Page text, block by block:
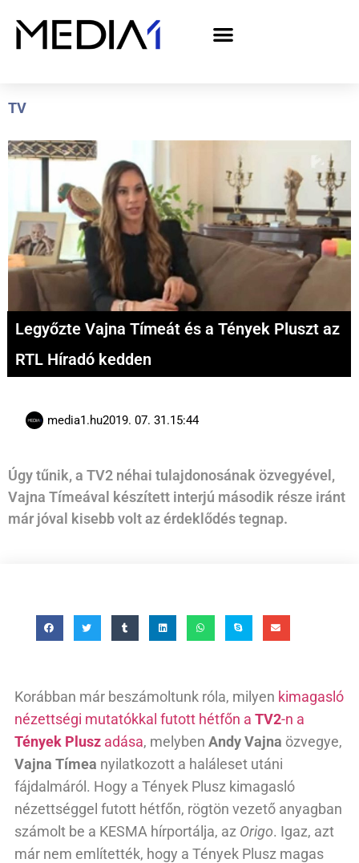
TV
Legyőzte Vajna Tímeát és a Tények Pluszt az
RTL Híradó kedden
media1.hu2019. 07. 31.15:44
Úgy tűnik, a TV2 néhai tulajdonosának özvegyével,
Vajna Tímeával készített interjú második része iránt
már jóval kisebb volt az érdeklődés tegnap.
Korábban már beszámoltunk róla, milyen kimagasló
nézettségi mutatókkal futott hétfőn a TV2-n a
Tények Plusz adása, melyben Andy Vajna özvegye,
Vajna Tímea nyilatkozott a haláleset utáni
fájdalmáról. Hogy a Tények Plusz kimagasló
nézettséggel futott hétfőn, rögtön vezető anyagban
számolt be a KESMA hírportálja, az Origo. Igaz, azt
már nem említették, hogy a Tények Plusz magas